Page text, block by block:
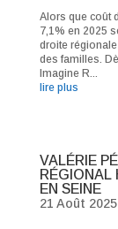
Alors que coût
7,1% en 2025
droite
des familles.
Imagine R...
lire plus
VALÉRIE
RÉGIONAL
EN SEINE
21 Août 2025